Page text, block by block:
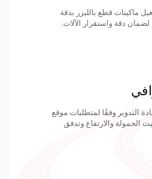
ماكينات قطع بالليزر بدقة
التدوير وفقًا لمتطلبات موقع
الحمولة والارتفاع وتدفق